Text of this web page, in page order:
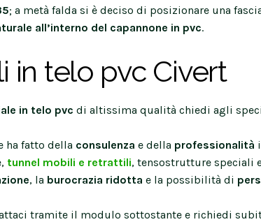
; a metà falda si è deciso di posizionare una
all’interno del capannone in pvc.
in telo pvc Civert
in telo pvc di altissima qualità chiedi agli
ha fatto della consulenza e della professionalità
tunnel mobili e retrattili, tensostrutture speciali
, la burocrazia ridotta e la possibilità di
tramite il modulo sottostante e richiedi